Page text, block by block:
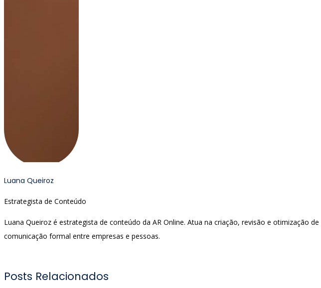
Luana Queiroz
Estrategista de Conteúdo
Luana Queiroz é estrategista de conteúdo da AR Online. Atua na criação, revisão e otimização
comunicação formal entre empresas e pessoas.
Posts Relacionados